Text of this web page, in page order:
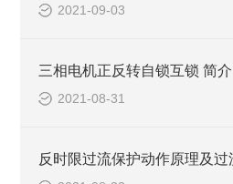
2021-09-03
三相电机正反转自锁互锁 简介
2021-08-31